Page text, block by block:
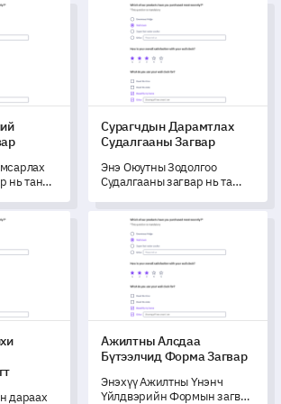
хэмжихэд болон
оролцогчдын үзэл бодлыг
ойлгоход тань тусалдаг.
судалгааны загвар
нь таны
Сурагчдын Дарамтлах
Сурагчдын Дарамтлах
Судалгааны Загвар
Энэ Оюутны Зодолгоо
Судалгааны загвар нь та
болон зодолгооны
туршлагыг гүнзгий ойлгоход
тусалдаг.
төлөвлөгөөний судалгааны маягт
дараах
Ажилтны Алсдаа
Ажилтны Алсдаа
Бүтээлчид Форма Загвар
Энэхүү Ажилтны Үнэнч
Үйлдвэрийн Формын загвар